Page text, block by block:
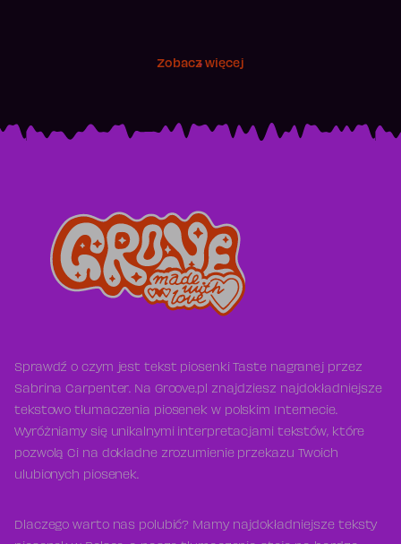
Zobacz więcej
Sprawdź o czym jest tekst piosenki Taste nagranej przez
Sabrina Carpenter. Na Groove.pl znajdziesz najdokładniejsze
tekstowo tłumaczenia piosenek w polskim Internecie.
Wyróżniamy się unikalnymi interpretacjami tekstów, które
pozwolą Ci na dokładne zrozumienie przekazu Twoich
ulubionych piosenek.
Dlaczego warto nas polubić? Mamy najdokładniejsze teksty